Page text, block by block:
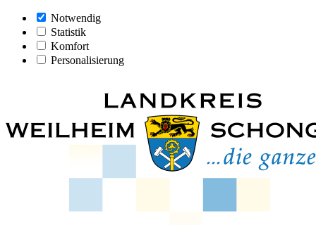
Notwendig
Statistik
Komfort
Personalisierung